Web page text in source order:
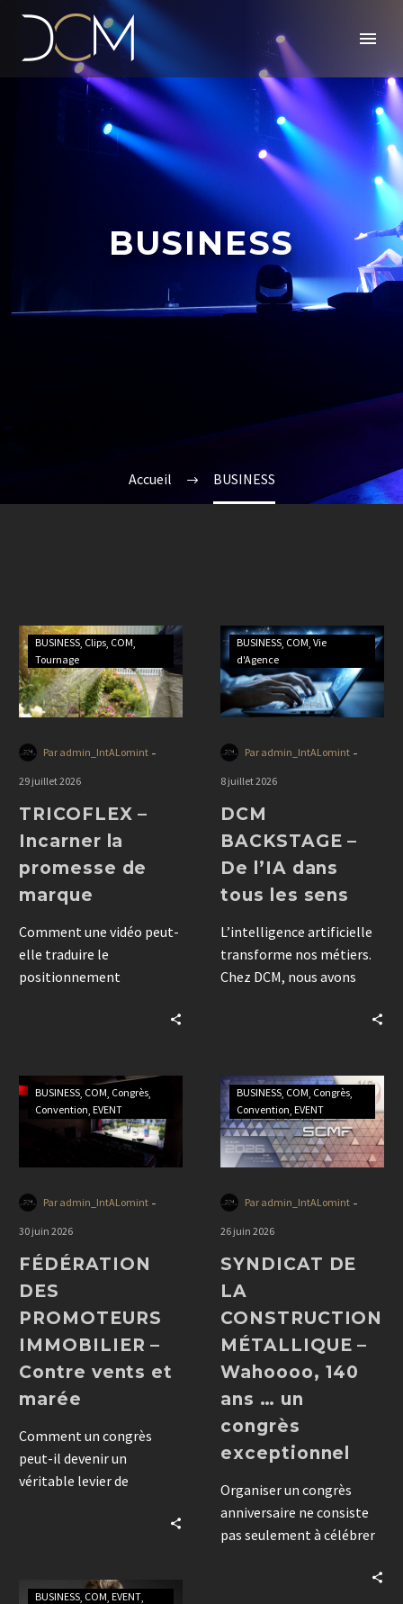
BUSINESS
Accueil BUSINESS
BUSINESS Clips COM
Tournage
Par admin_IntALomint -
29 juillet 2026
TRICOFLEX –
Incarner la
promesse de
marque
Comment une vidéo peut-
elle traduire le
positionnement
dans la création de films
institutionnels qui
donnent du sens à leur
BUSINESS COM Vie
d'Agence
Par admin_IntALomint -
8 juillet 2026
DCM
BACKSTAGE –
De l’IA dans
tous les sens
L’intelligence artificielle
transforme nos métiers.
Chez DCM, nous avons
communication, la
création et
l’événementiel.
BUSINESS COM Congrès
Convention EVENT
Par admin_IntALomint -
30 juin 2026
FÉDÉRATION
DES
PROMOTEURS
IMMOBILIER –
Contre vents et
marée
Comment un congrès
peut-il devenir un
véritable levier de
crise ? Retour d’expérience
Promoteurs Immobiliers.
BUSINESS COM Congrès
Convention EVENT
Par admin_IntALomint -
26 juin 2026
SYNDICAT DE
LA
CONSTRUCTION
MÉTALLIQUE –
Wahoooo, 140
ans … un
congrès
exceptionnel
Organiser un congrès
anniversaire ne consiste
pas seulement à célébrer
BUSINESS COM EVENT